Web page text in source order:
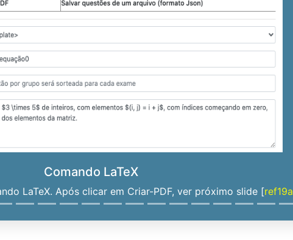
Comando LaTeX
LaTeX. Após clicar em Criar-PDF, ver próximo slide [ref19a